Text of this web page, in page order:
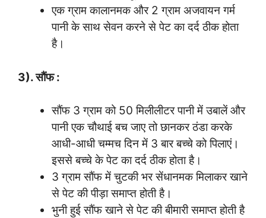
एक ग्राम कालानमक और 2 ग्राम अजवायन गर्म
पानी के साथ सेवन करने से पेट का दर्द ठीक होता
है।
3). सौंफ :
सौंफ 3 ग्राम को 50 मिलीलीटर पानी में उबालें और
पानी एक चौथाई बच जाए तो छानकर ठंडा करके
आधी-आधी चम्मच दिन में 3 बार बच्चे को पिलाएं।
इससे बच्चे के पेट का दर्द ठीक होता है।
3 ग्राम सौंफ में चुटकी भर सेंधानमक मिलाकर खाने
से पेट की पीड़ा समाप्त होती है।
भुनी हुई सौंफ खाने से पेट की बीमारी समाप्त होती है